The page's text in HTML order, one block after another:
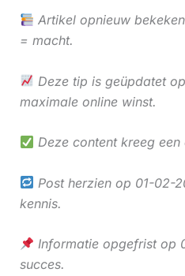
Artikel opnieuw
= macht.
Deze tip is geüpdatet
maximale online winst.
Deze content kreeg
Post herzien op 01-02-
kennis.
Informatie opgefrist op
succes.